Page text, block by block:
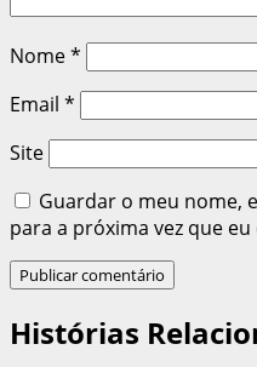
Nome*
Email *
Site
Guardar o meu nome,
para a próxima vez que
Histórias